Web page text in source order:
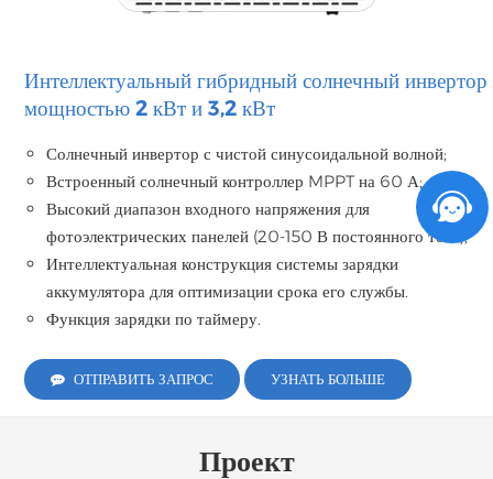
Интеллектуальный гибридный солнечный инвертор
мощностью 2 кВт и 3,2 кВт
Солнечный инвертор с чистой синусоидальной волной;
Встроенный солнечный контроллер MPPT на 60 А;
Высокий диапазон входного напряжения для
фотоэлектрических панелей (20-150 В постоянного тока);
Интеллектуальная конструкция системы зарядки
аккумулятора для оптимизации срока его службы.
Функция зарядки по таймеру.
ОТПРАВИТЬ ЗАПРОС УЗНАТЬ БОЛЬШЕ
Проект